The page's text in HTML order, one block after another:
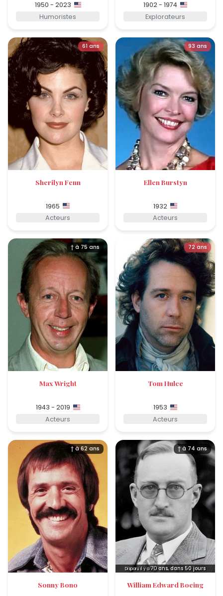
1950 - 2023
Humoristes
1902 - 1974
Explorateurs
61 ans
Sherilyn Fenn
1965
Acteurs
93 ans
Ellen Burstyn
1932
Acteurs
† à 75 ans
Max Wright
1943 - 2019
Acteurs
72 ans
Tom Hulce
1953
Acteurs
† à 62 ans
Sonny Bono
† à 74 ans
Disparu il y a70ans, dans 50 jours
William Edward Boeing